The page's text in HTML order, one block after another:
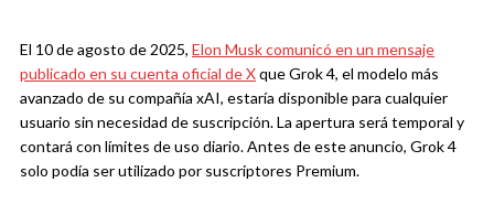
El 10 de agosto de 2025, Elon Musk comunicó en un mensaje
publicado en su cuenta oficial de Xque Grok 4, el modelo más
avanzado de su compañía xAI, estaría disponible para cualquier
usuario sin necesidad de suscripción. La apertura será temporal y
contará con límites de uso diario. Antes de este anuncio, Grok 4
solo podía ser utilizado por suscriptores Premium.